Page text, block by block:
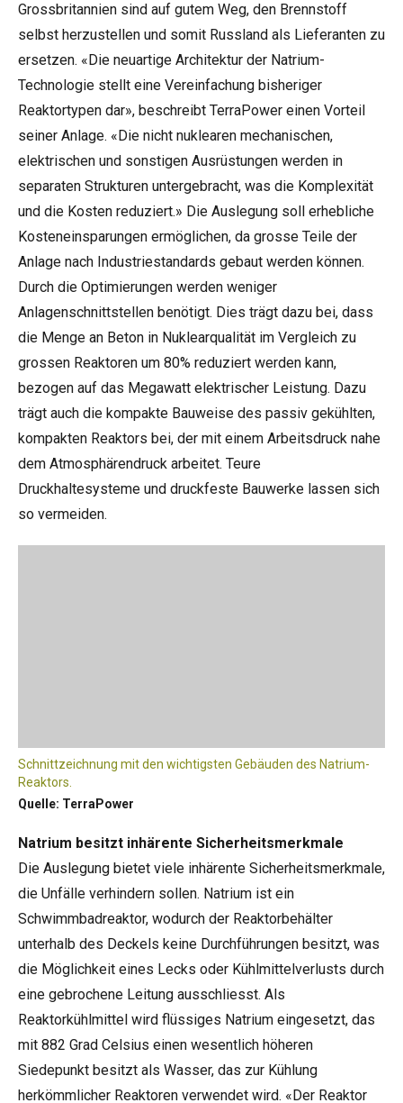
Grossbritannien sind auf gutem Weg, den Brennstoff
selbst herzustellen und somit Russland als Lieferanten zu
ersetzen. «Die neuartige Architektur der Natrium-
Technologie stellt eine Vereinfachung bisheriger
Reaktortypen dar», beschreibt TerraPower einen Vorteil
seiner Anlage. «Die nicht nuklearen mechanischen,
elektrischen und sonstigen Ausrüstungen werden in
separaten Strukturen untergebracht, was die Komplexität
und die Kosten reduziert.» Die Auslegung soll erhebliche
Kosteneinsparungen ermöglichen, da grosse Teile der
Anlage nach Industriestandards gebaut werden können.
Durch die Optimierungen werden weniger
Anlagenschnittstellen benötigt. Dies trägt dazu bei, dass
die Menge an Beton in Nuklearqualität im Vergleich zu
grossen Reaktoren um 80% reduziert werden kann,
bezogen auf das Megawatt elektrischer Leistung. Dazu
trägt auch die kompakte Bauweise des passiv gekühlten,
kompakten Reaktors bei, der mit einem Arbeitsdruck nahe
dem Atmosphärendruck arbeitet. Teure
Druckhaltesysteme und druckfeste Bauwerke lassen sich
so vermeiden.
Schnittzeichnung mit den wichtigsten Gebäuden des Natrium-
Reaktors.
Quelle: TerraPower
Natrium besitzt inhärente Sicherheitsmerkmale
Die Auslegung bietet viele inhärente Sicherheitsmerkmale,
die Unfälle verhindern sollen. Natrium ist ein
Schwimmbadreaktor, wodurch der Reaktorbehälter
unterhalb des Deckels keine Durchführungen besitzt, was
die Möglichkeit eines Lecks oder Kühlmittelverlusts durch
eine gebrochene Leitung ausschliesst. Als
Reaktorkühlmittel wird flüssiges Natrium eingesetzt, das
mit 882 Grad Celsius einen wesentlich höheren
Siedepunkt besitzt als Wasser, das zur Kühlung
herkömmlicher Reaktoren verwendet wird. «Der Reaktor